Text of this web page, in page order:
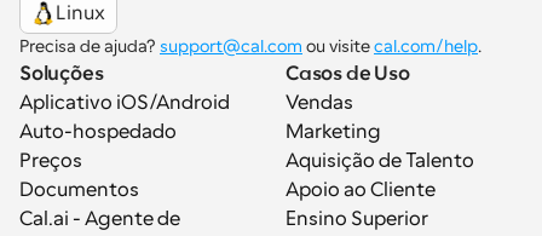
Linux
Precisa de ajuda? support@cal.com ou visite cal.com/help.
Soluções
Aplicativo iOS/Android
Auto-hospedado
Preços
Documentos
Cal.ai - Agente de
Casos de Uso
Vendas
Marketing
Aquisição de Talento
Apoio ao Cliente
Ensino Superior